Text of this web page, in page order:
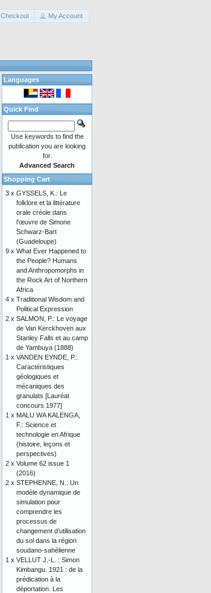
Checkout My Account
Languages
Quick Find
Use keywords to find the
publication you are looking
for.
Advanced Search
Shopping Cart
3 x GYSSELS, K.: Le
folklore et la littérature
orale créole dans
l’œuvre de Simone
Schwarz-Bart
(Guadeloupe)
9 x What Ever Happened to
the People? Humans
and Anthropomorphs in
the Rock Art of Northern
Africa
4 x Traditional Wisdom and
Political Expression
2 x SALMON, P.: Le voyage
de Van Kerckhoven aux
Stanley Falls et au camp
de Yambuya (1888)
1 x VANDEN EYNDE, P.:
Caractéristiques
géologiques et
mécaniques des
granulats [Lauréat
concours 1977]
1 x MALU WA KALENGA,
F.: Science et
technologie en Afrique
(histoire, leçons et
perspectives)
2 x Volume 62 issue 1
(2016)
2 x STEPHENNE, N.: Un
modèle dynamique de
simulation pour
comprendre les
processus de
changement d’utilisation
du sol dans la région
soudano-sahélienne
1 x VELLUT J.-L. : Simon
Kimbangu. 1921 : de la
prédication à la
déportation. Les